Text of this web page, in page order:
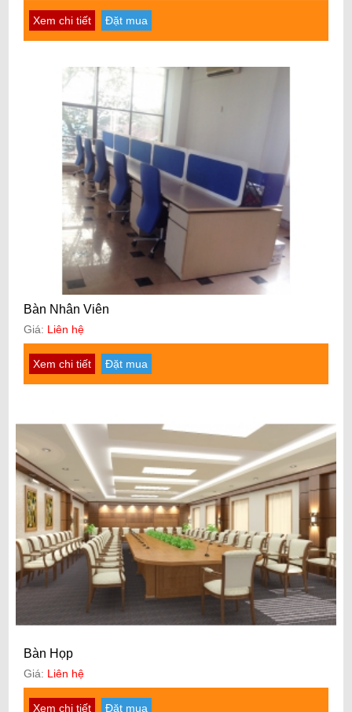
Xem chi tiết Đặt mua
Bàn Nhân Viên
Giá: Liên hệ
Xem chi tiết Đặt mua
Bàn Họp
Giá: Liên hệ
Xem chi tiết Đặt mua